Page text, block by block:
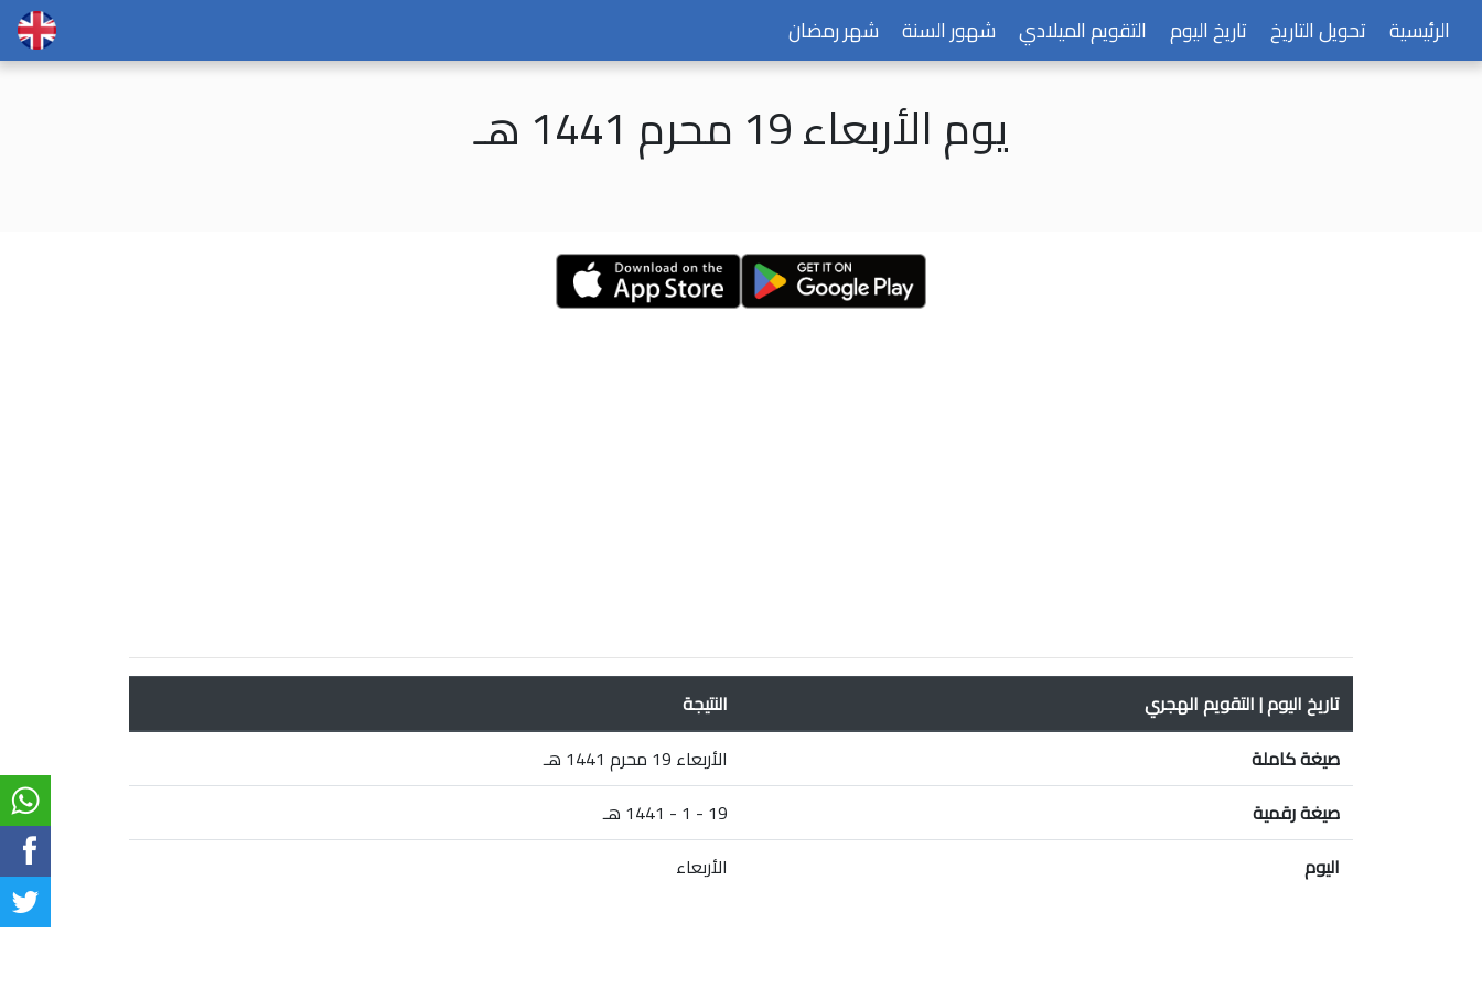
الرئيسية تحويل التاريخ تاريخ اليوم التقويم الميلادي شهور السنة شهر رمضان
يوم الأربعاء 19 محرم 1441 هـ
تاريخ اليوم | التقويم الهجري
النتيجة
صيغة كاملة
الأربعاء 19 محرم 1441 هـ
صيغة رقمية
19 - 1 - 1441 هـ
اليوم
الأربعاء